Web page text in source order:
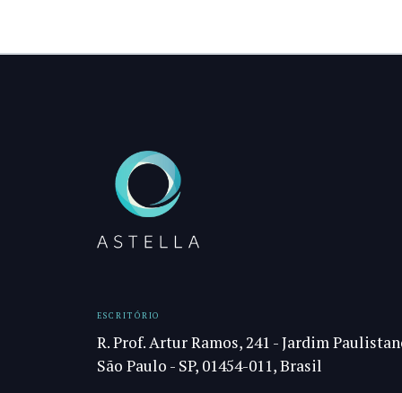
ESCRITÓRIO
R. Prof. Artur Ramos, 241 - Jardim
São Paulo - SP, 01454-011, Brasil